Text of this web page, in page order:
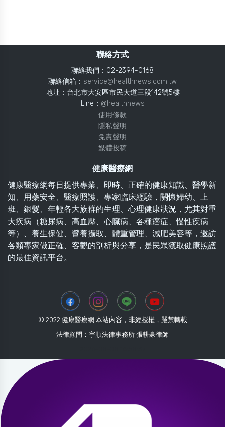
聯絡方式
聯絡我們：02-2394-0168
聯絡信箱： service@healthnews.com.tw
地址：台北市大安區市民大道三段142號5樓
Line： @healthnews
使用條款
隱私聲明
免責聲明
媒體投稿
健康醫療網
健康醫療網每日提供專業、即時、正確的健康知識、醫學新
知、用藥安全、醫療照護、專家臨床經驗，關懷婦幼、上
班、銀髮、年輕各大族群的生理、心理健康狀況，尤其對重
大疾病（糖尿病、高血壓、心臟病、各種癌症、慢性疾病
等）、養生保健、營養攝取、體重管理、減肥美容等，邀訪
各類專家做正確、客觀的剖析與分享，是民眾獲取健康照護
的最佳資訊平台。
© 2022 健康醫療網 本站內容，非經授權，嚴禁轉載
法律顧問：宇順法律事務所 張耕豪律師